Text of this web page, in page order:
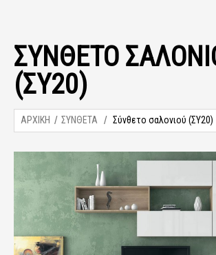
ΣΎΝΘΕΤΟ
(ΣΥ20)
ΑΡΧΙΚΗ ΣΥΝΘΕΤΑ Σύνθετο σαλονιού (ΣΥ20)